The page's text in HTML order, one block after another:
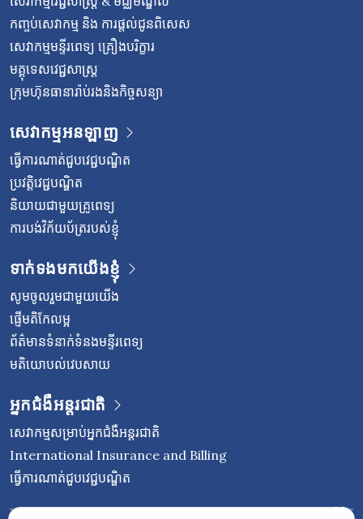
កញ្ចប់សេវាកម្ម និង ការផ្តល់ជូនពិសេស
សេវាកម្មមន្ទីរពេទ្យ គ្រឿងបរិក្ខារ
មគ្គុទេសវេជ្ជសាស្ត្រ
ក្រុមហ៊ុនធានារ៉ាប់រងនិងកិច្ចសន្យា
សេវាកម្មអនឡាញ
ធ្វើការណាត់ជួបវេជ្ជបណ្ឌិត
ប្រវត្តិវេជ្ជបណ្ឌិត
និយាយជាមួយគ្រូពេទ្យ
ការបង់វិក័យប័ត្ររបស់ខ្ញុំ
ទាក់ទងមកយើងខ្ញុំ
សូមចូលរួមជាមួយយើង
ផ្ញើមតិកែលម្អ
ព័ត៌មានទំនាក់ទំនងមន្ទីរពេទ្យ
មតិយោបល់វេបសាយ
អ្នកជំងឺអន្តរជាតិ
សេវាកម្មសម្រាប់អ្នកជំងឺអន្តរជាតិ
International Insurance and Billing
ធ្វើការណាត់ជួបវេជ្ជបណ្ឌិត